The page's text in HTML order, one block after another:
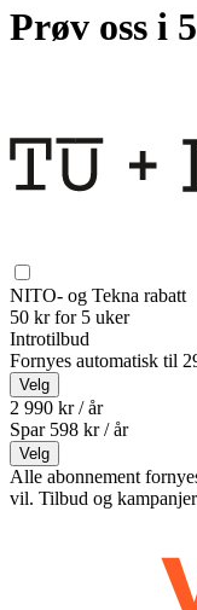
Prøv oss i
NITO- og Tekna rabatt
50 kr for 5 uker
Introtilbud
Fornyes automatisk til
Velg
2 990 kr / år
Spar 598 kr /år
Velg
Alle abonnement
vil. Tilbud og